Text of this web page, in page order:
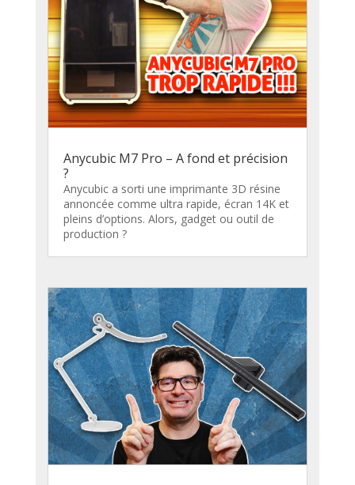
Anycubic M7 Pro – A fond et précision
?
Anycubic a sorti une imprimante 3D résine
annoncée comme ultra rapide, écran 14K et
pleins d’options. Alors, gadget ou outil de
production ?